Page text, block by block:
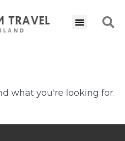
what you're looking for.